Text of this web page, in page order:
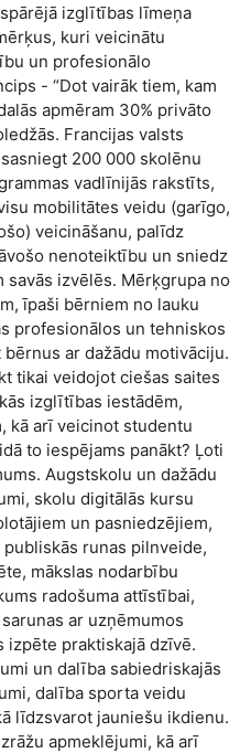
izglītības līmeņa
kuri veicinātu
un profesionālo
- “Dot vairāk tiem, kam
apmēram 30% privāto
Francijas valsts
200 000 skolēnu
vadlīnijās rakstīts,
mobilitātes veidu (garīgo,
veicināšanu, palīdz
nenoteiktību un sniedz
izvēlēs. Mērķgrupa no
īpaši bērniem no lauku
profesionālos un tehniskos
ar dažādu motivāciju.
tikai veidojot ciešas saites
izglītības iestādēm,
kā arī veicinot studentu
to iespējams panākt? Ļoti
Augstskolu un dažādu
skolu digitālās kursu
un pasniedzējiem,
runas pilnveide,
mākslas nodarbību
radošuma attīstībai,
ar uzņēmumos
izpēte praktiskajā dzīvē.
un dalība sabiedriskajās
dalība sporta veidu
līdzsvarot jauniešu ikdienu.
apmeklējumi, kā arī